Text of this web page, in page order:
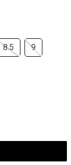
8.5 9